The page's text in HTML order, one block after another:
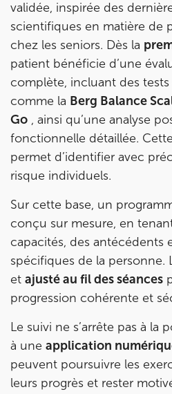
validée, inspirée des
scientifiques en matière de
chez les seniors. Dès la
patient bénéficie d’une
complète, incluant des
comme la Berg Balance
Go , ainsi qu’une analyse
fonctionnelle détaillée.
permet d’identifier avec
risque individuels.
Sur cette base, un
conçu sur mesure, en
capacités, des antécédents
spécifiques de la personne.
et ajusté au fil des séances
progression cohérente et
Le suivi ne s’arrête pas à la
à une application
peuvent poursuivre les
leurs progrès et rester